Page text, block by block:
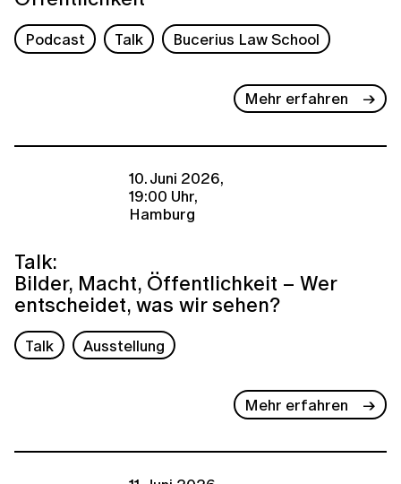
Podcast Talk Bucerius Law School
Mehr erfahren
10. Juni 2026,
19:00 Uhr,
Hamburg
Talk:
Bilder, Macht, Öffentlichkeit – Wer
entscheidet, was wir sehen?
Talk Ausstellung
Mehr erfahren